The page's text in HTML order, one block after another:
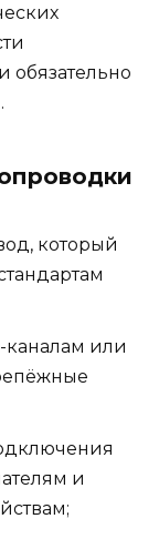
обязательно
который
каналам или
и